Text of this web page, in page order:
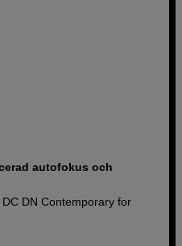
autofokus och
DN Contemporary for